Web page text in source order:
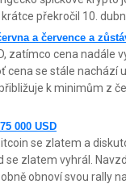
překročil 10.
a července a
zatímco cena nadále
cena se stále nachází
k minimům z
000 USD
se zlatem a
se zlatem vyhrál.
obnoví svou rally